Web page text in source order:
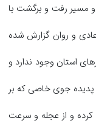
مسیر رفت و برگشت با
و روان گزارش شده
استان وجود ندارد و
جوی خاصی که بر
کرده و از عجله و سرعت